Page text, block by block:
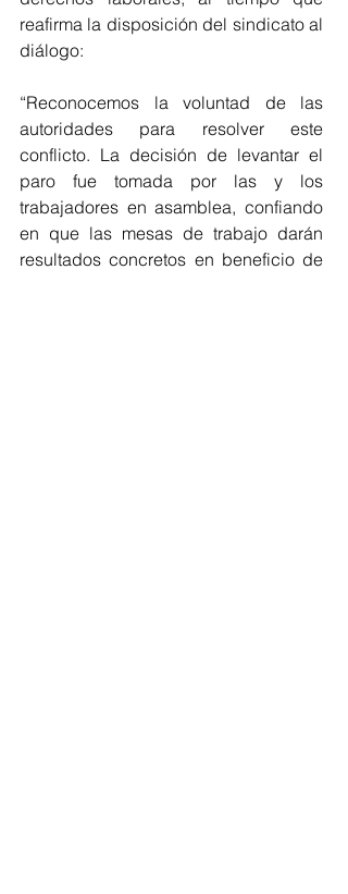
reafirma la disposición del sindicato al
diálogo:
“Reconocemos la voluntad de las
autoridades para resolver este
conflicto. La decisión de levantar el
paro fue tomada por las y los
trabajadores en asamblea, confiando
en que las mesas de trabajo darán
resultados concretos en beneficio de